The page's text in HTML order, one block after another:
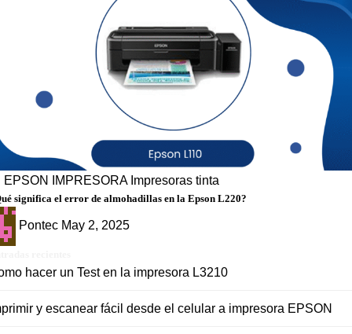
EPSON IMPRESORA Impresoras tinta
significa el error de almohadillas en la Epson L220?
Pontec May 2, 2025
hacer un Test en la impresora L3210
y escanear fácil desde el celular a impresora EPSON